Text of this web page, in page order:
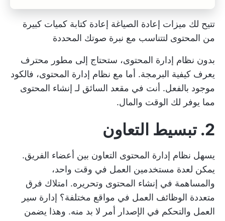
تتيح لك ميزات إعادة الصياغة إعادة كتابة كميات كبيرة
من المحتوى لتتناسب مع نبرة صوتك المحددة
بدون نظام إدارة المحتوى، ستحتاج إلى مطور محترف
يعرف كيفية البرمجة. أما مع نظام إدارة المحتوى، فالكود
موجود بالفعل. أنت في مقعد السائق لـ إنشاء المحتوى
مما يوفر لك الوقت والمال.
2. تبسيط التعاون
يسهل نظام إدارة المحتوى التعاون بين أعضاء الفريق.
يمكن لعدة مستخدمين العمل في وقت واحد،
والمساهمة في إنشاء المحتوى وتحريره. امتلاك فرق
متعددة الوظائف العمل في مواقع مختلفة؟ إدارة سير
العمل والتحكم في الإصدار أمر لا بد منه. وهذا يضمن